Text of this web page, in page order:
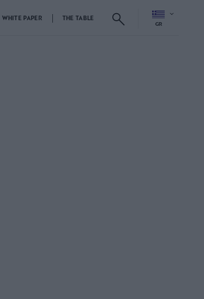
WHITE PAPER THE TABLE
GR